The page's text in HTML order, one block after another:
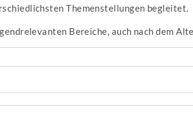
Themenstellungen begleitet.
Bereiche, auch nach dem